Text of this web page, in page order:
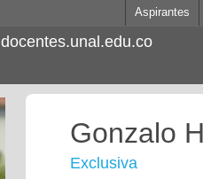
Aspirantes
docentes.unal.edu.co
Gonzalo
Exclusiva